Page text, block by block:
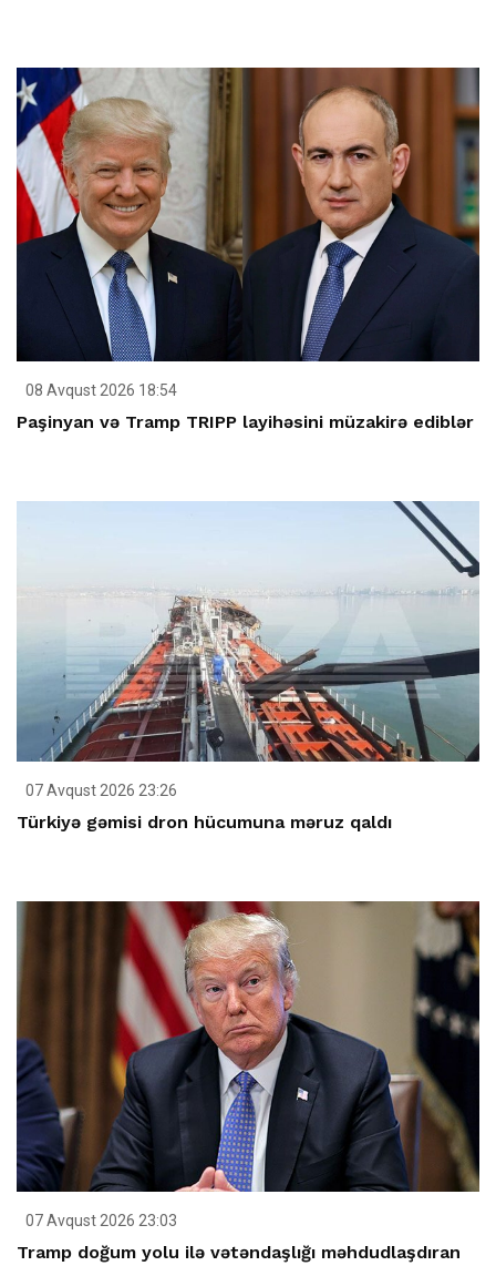
08 Avqust 2026 18:54
Paşinyan və Tramp TRIPP layihəsini müzakirə ediblər
07 Avqust 2026 23:26
Türkiyə gəmisi dron hücumuna məruz qaldı
07 Avqust 2026 23:03
Tramp doğum yolu ilə vətəndaşlığı məhdudlaşdıran